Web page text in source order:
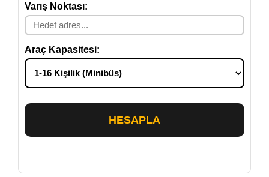
Varış Noktası:
Araç Kapasitesi:
HESAPLA